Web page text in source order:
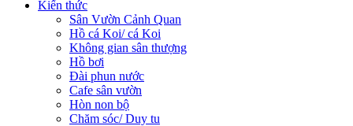
Kiến thức
Sân Vườn Cảnh Quan
Hồ cá Koi/ cá Koi
Không gian sân thượng
Hồ bơi
Đài phun nước
Cafe sân vườn
Hòn non bộ
Chăm sóc/ Duy tu